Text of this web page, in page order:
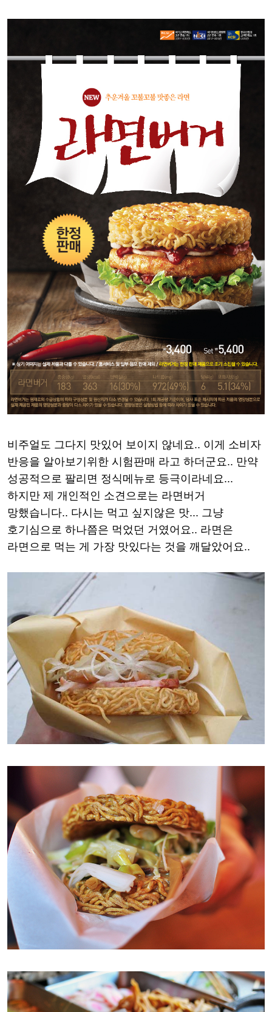
비주얼도 그다지 맛있어 보이지 않네요.. 이게 소비자
반응을 알아보기위한 시험판매 라고 하더군요.. 만약
성공적으로 팔리면 정식메뉴로 등극이라네요...
하지만 제 개인적인 소견으로는 라면버거
망했습니다.. 다시는 먹고 싶지않은 맛... 그냥
호기심으로 하나쯤은 먹었던 거였어요.. 라면은
라면으로 먹는 게 가장 맛있다는 것을 깨달았어요..